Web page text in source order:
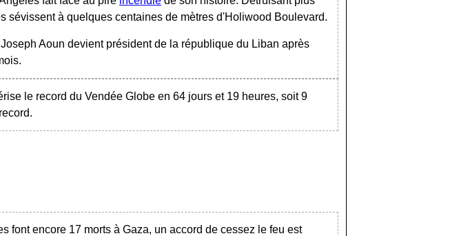
sévissent à quelques centaines de mètres d'Holiwood Boulevard.
Aoun devient président de la république du Liban après
le record du Vendée Globe en 64 jours et 19 heures, soit 9
font encore 17 morts à Gaza, un accord de cessez le feu est